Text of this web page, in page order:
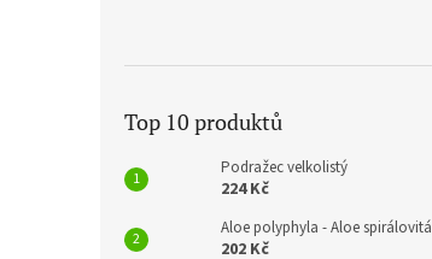
Top 10 produktů
Podražec velkolistý
224 Kč
Aloe polyphyla - Aloe spirálovitá
202 Kč